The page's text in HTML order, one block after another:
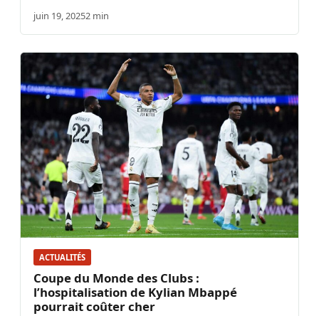
juin 19, 20252 min
ACTUALITÉS
Coupe du Monde des Clubs :
l’hospitalisation de Kylian Mbappé
pourrait coûter cher